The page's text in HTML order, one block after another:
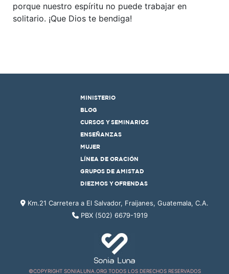
porque nuestro espíritu no puede trabajar en
solitario. ¡Que Dios te bendiga!
MINISTERIO
BLOG
CURSOS Y SEMINARIOS
ENSEÑANZAS
MUJER
LÍNEA DE ORACIÓN
GRUPOS DE AMISTAD
DIEZMOS Y OFRENDAS
Km.21 Carretera a El Salvador, Fraijanes, Guatemala, C.A.
PBX (502) 6679-1919
©COPYRIGHT SONIALUNA.ORG TODOS LOS DERECHOS RESERVADOS